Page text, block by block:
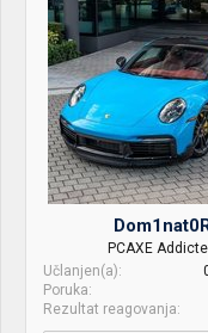
PCAXE
Učlanjen(a)
Poruka
Rezultat reagovanja